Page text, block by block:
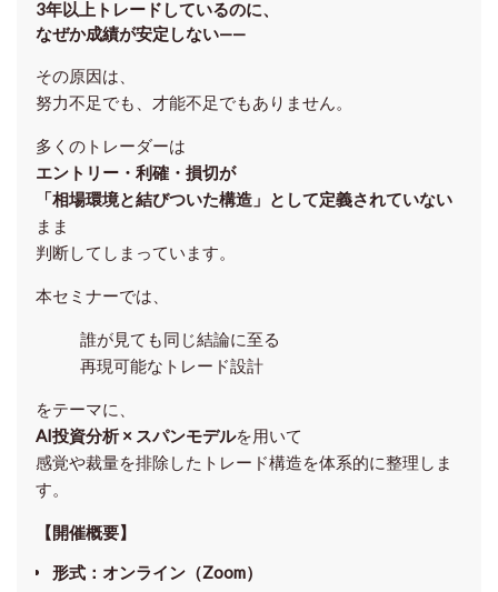
3年以上トレードしているのに、
なぜか成績が安定しない——
その原因は、
努力不足でも、才能不足でもありません。
多くのトレーダーは
エントリー・利確・損切が
「相場環境と結びついた構造」として定義されていない
まま
判断してしまっています。
本セミナーでは、
誰が見ても同じ結論に至る
再現可能なトレード設計
をテーマに、
AI投資分析 × スパンモデルを用いて
感覚や裁量を排除したトレード構造を体系的に整理しま
す。
【開催概要】
形式：オンライン（Zoom）